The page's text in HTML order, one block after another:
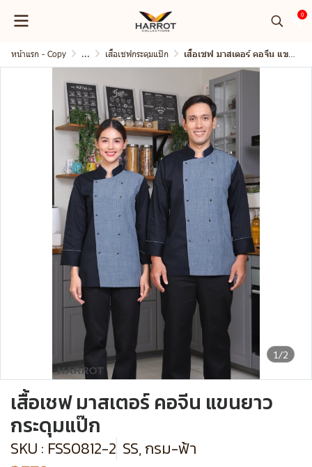
0
หน้าแรก - Copy ... เสื้อเชฟกระดุมแป๊ก เสื้อเชฟ มาสเตอร์ คอจีน แขนยาว กระดุมแป๊ก
1/2
เสื้อเชฟ มาสเตอร์ คอจีน แขนยาว
กระดุมแป๊ก
SKU : FSS0812-2 SS, กรม-ฟ้า